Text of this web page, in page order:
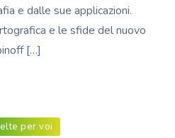
e dalle sue applicazioni.
e le sfide del nuovo
[…]
per voi